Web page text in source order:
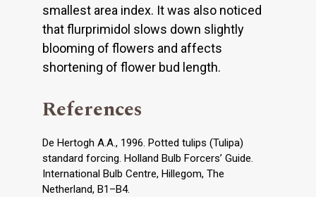
smallest area index. It was also noticed
that flurprimidol slows down slightly
blooming of flowers and affects
shortening of flower bud length.
References
De Hertogh A.A., 1996. Potted tulips (Tulipa)
standard forcing. Holland Bulb Forcers’ Guide.
International Bulb Centre, Hillegom, The
Netherland, B1–B4.